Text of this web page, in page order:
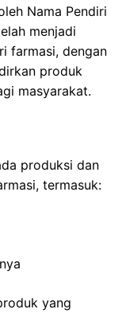
Nama Pendiri
menjadi
farmasi, dengan
produk
masyarakat.
produksi dan
termasuk:
yang